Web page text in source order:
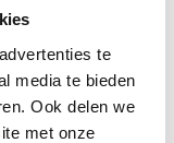
te
media te bieden
Ook delen we
met onze
showroom